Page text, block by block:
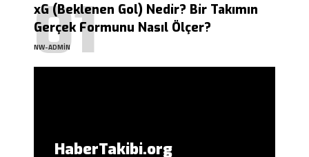
xG (Beklenen Gol) Nedir? Bir Takımın
Gerçek Formunu Nasıl Ölçer?
NW-ADMIN
HaberTakibi.org